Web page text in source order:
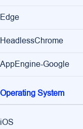
Edge
HeadlessChrome
AppEngine-Google
Operating System
iOS